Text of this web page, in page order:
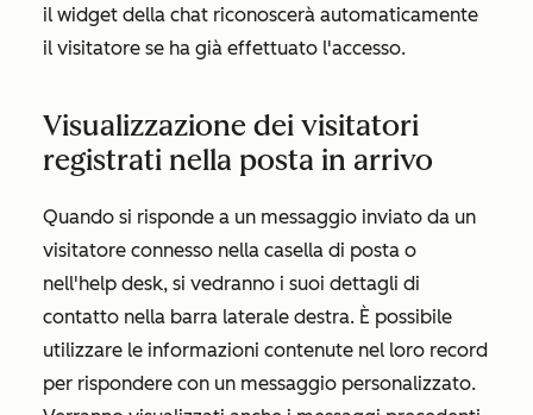
il widget della chat riconoscerà automaticamente
il visitatore se ha già effettuato l'accesso.
Visualizzazione dei visitatori
registrati nella posta in arrivo
Quando si risponde a un messaggio inviato da un
visitatore connesso nella casella di posta o
nell'help desk, si vedranno i suoi dettagli di
contatto nella barra laterale destra. È possibile
utilizzare le informazioni contenute nel loro record
per rispondere con un messaggio personalizzato.